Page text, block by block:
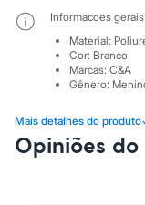
Yessica
Moda esportiva
Acessórios
Blusas
Calçados
Shorts e Bermudas
Tops
Moda íntima
Mais detalhes do produto
Informacoes gerais:
Material:
Cor: Branco
Marcas: C&A
Gênero:
Opiniões